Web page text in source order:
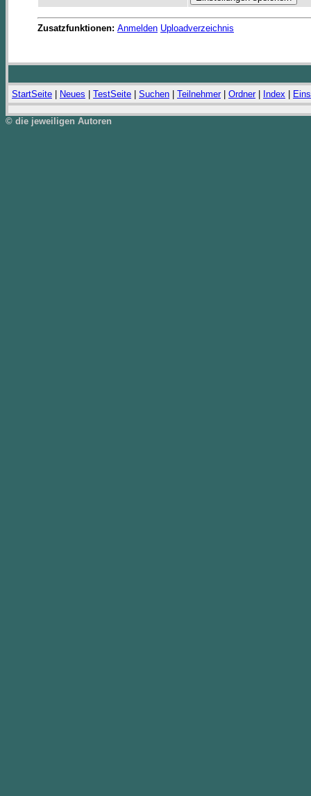
Zusatzfunktionen: Anmelden Uploadverzeichnis
StartSeite Neues TestSeite Suchen Teilnehmer| Ordner| Index
© die jeweiligen Autoren